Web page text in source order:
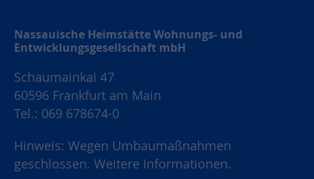
Nassauische Heimstätte Wohnungs- und
Entwicklungsgesellschaft mbH
Schaumainkai 47
60596 Frankfurt am Main
Tel.: 069 678674-0
Hinweis: Wegen Umbaumaßnahmen
geschlossen. Weitere Informationen.